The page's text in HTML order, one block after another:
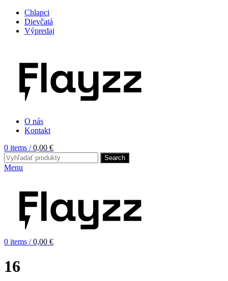
Chlapci
Dievčatá
Výpredaj
O nás
Kontakt
0 items / 0,00 €
Search
Menu
0 items / 0,00 €
16